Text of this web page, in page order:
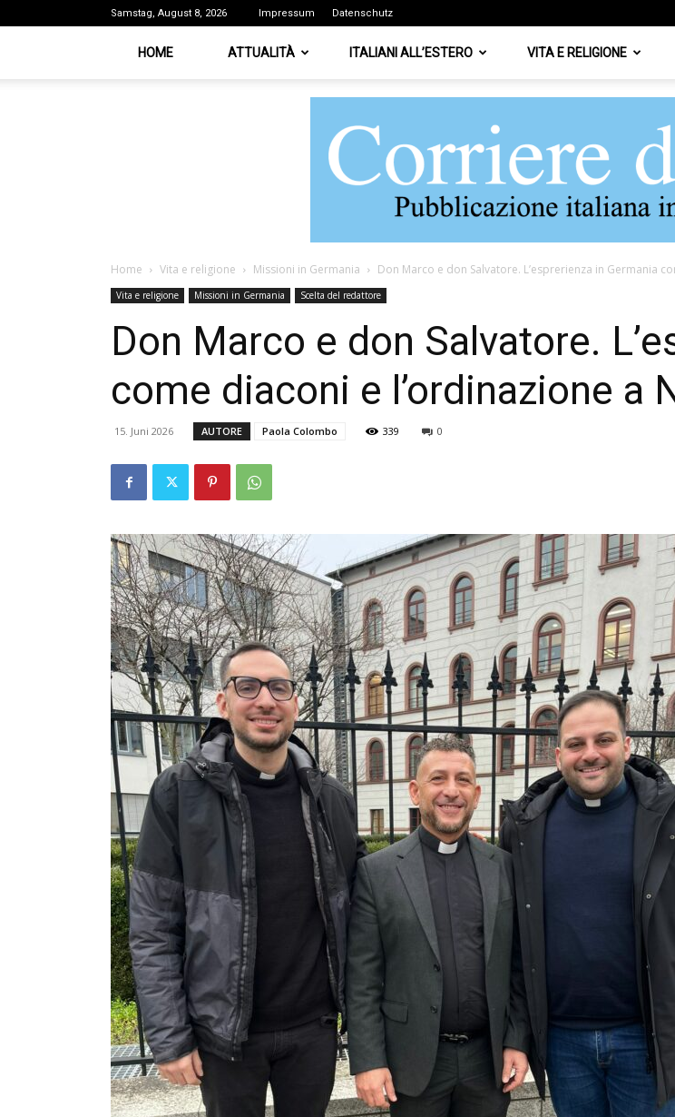
Samstag, August 8, 2026 Impressum Datenschutz
HOME ATTUALITÀ ITALIANI ALL’ESTERO VITA E RELIGIONE
Home Vita e religione Missioni in Germania Don Marco e don Salvatore. L’esprerienza in Germania
Vita e religione Missioni in Germania Scelta del redattore
Don Marco e don Salvatore.
come diaconi e l’ordinazione a
15. Juni 2026 AUTORE Paola Colombo 339 0